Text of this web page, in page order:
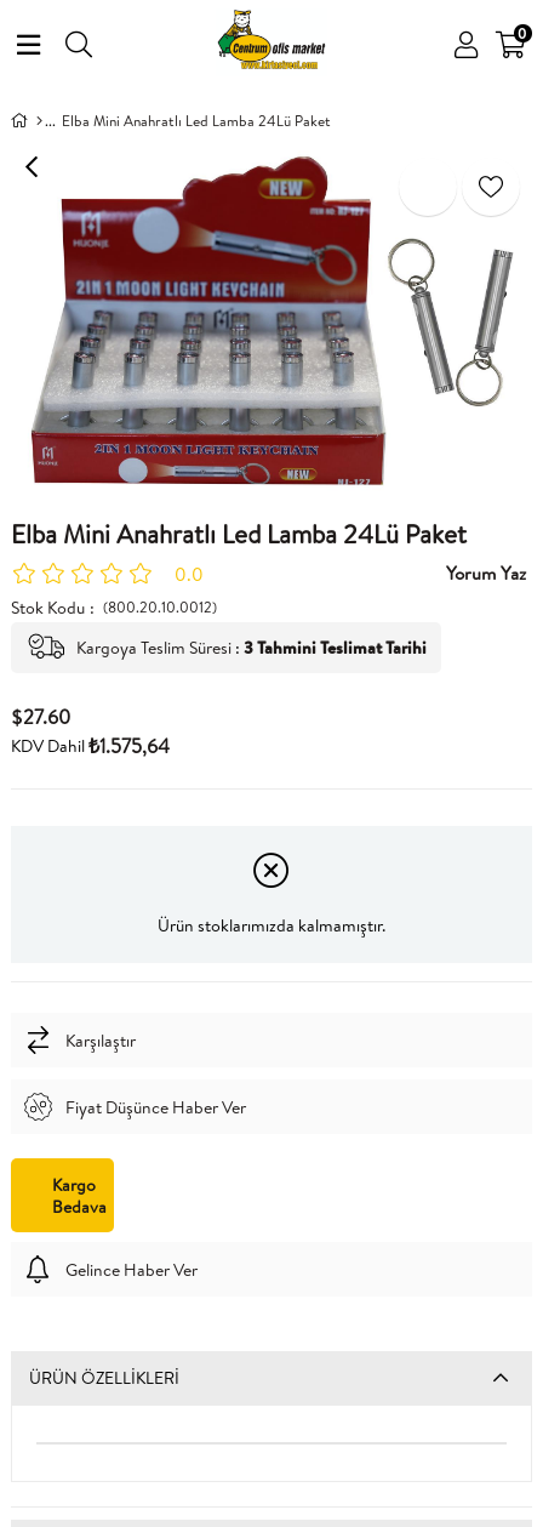
0
Elba Mini Anahratlı Led Lamba 24Lü Paket
Elba Mini Anahratlı Led Lamba 24Lü Paket
0.0 Yorum Yaz
Stok Kodu (800.20.10.0012)
Kargoya Teslim Süresi : 3 Tahmini Teslimat Tarihi
$27.60
KDV Dahil₺1.575,64
Ürün stoklarımızda kalmamıştır.
Karşılaştır
Fiyat Düşünce Haber Ver
Kargo
Bedava
Gelince Haber Ver
ÜRÜN ÖZELLIKLERI